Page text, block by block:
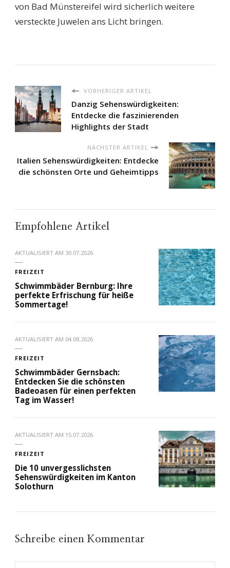
von Bad Münstereifel wird sicherlich weitere
versteckte Juwelen ans Licht bringen.
VORHERIGER ARTIKEL
Danzig Sehenswürdigkeiten:
Entdecke die faszinierenden
Highlights der Stadt
NÄCHSTER ARTIKEL
Italien Sehenswürdigkeiten: Entdecke
die schönsten Orte und Geheimtipps
Empfohlene Artikel
AKTUALISIERT AM 30.07.2026
FREIZEIT
Schwimmbäder Bernburg: Ihre
perfekte Erfrischung für heiße
Sommertage!
AKTUALISIERT AM 04.08.2026
FREIZEIT
Schwimmbäder Gernsbach:
Entdecken Sie die schönsten
Badeoasen für einen perfekten
Tag im Wasser!
AKTUALISIERT AM 15.07.2026
FREIZEIT
Die 10 unvergesslichsten
Sehenswürdigkeiten im Kanton
Solothurn
Schreibe einen Kommentar